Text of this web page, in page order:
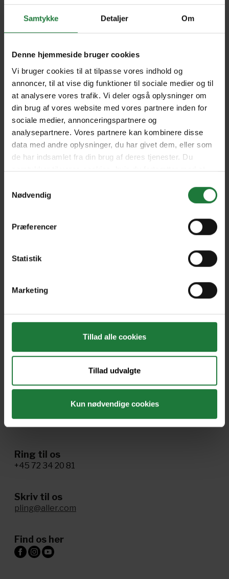
Samtykke Detaljer Om
Denne hjemmeside bruger cookies
Vi bruger cookies til at tilpasse vores indhold og
annoncer, til at vise dig funktioner til sociale medier og til
at analysere vores trafik. Vi deler også oplysninger om
din brug af vores website med vores partnere inden for
sociale medier, annonceringspartnere og
analysepartnere. Vores partnere kan kombinere disse
data med andre oplysninger, du har givet dem, eller som
de har indsamlet fra din brug af deres tjenester. Du
samtykker til vores cookies, hvis du fortsætter med at
Nødvendig
Præferencer
Statistik
Marketing
Tillad alle cookies
Tillad udvalgte
Kun nødvendige cookies
No. 142 No. 140
No. 138
Forrige Næste
Pling Kombi
Drift
Ophavsret og vilkår
Cookie- og privatlivspolitik
Tillgænglighed
Ring til os
+45 72 34 20 81
Skriv til os
pling@aller.com
Find os her